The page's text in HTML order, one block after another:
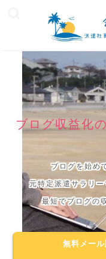
ブログ収益化
ブログを始め
元特定派遣サラリ
最短でブログの
無料メー